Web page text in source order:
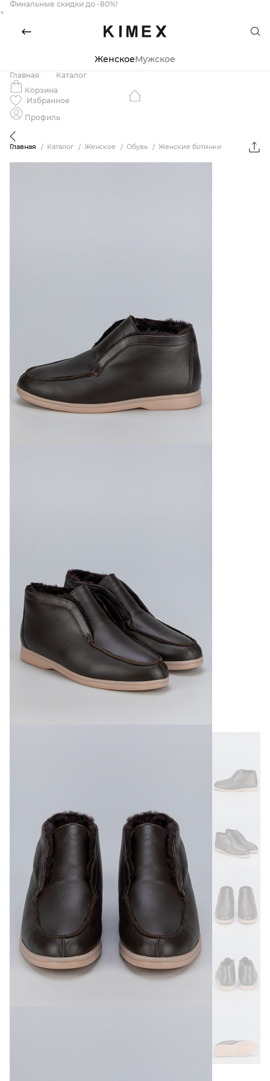
Финальные скидки до -80%!
×
ЖенскоеМужское
Главная
Каталог
Корзина
Избранное
Профиль
Главная Каталог Женское Обувь Женские ботинки